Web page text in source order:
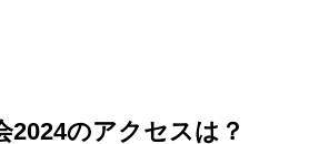
2024のアクセスは？